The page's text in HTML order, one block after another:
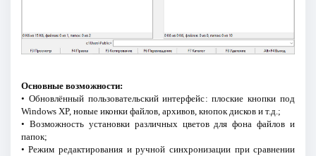
Основные возможности:
• Обновлённый пользовательский интерфейс: плоские кнопки под
Windows XP, новые иконки файлов, архивов, кнопок дисков и т.д.;
• Возможность установки различных цветов для фона файлов и
папок;
• Режим редактирования и ручной синхронизации при сравнении